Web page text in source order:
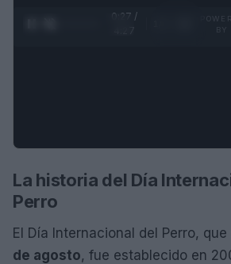
0:28 /
La historia del Día
Perro
El Día Internacional del Perro, que
de agosto, fue establecido en